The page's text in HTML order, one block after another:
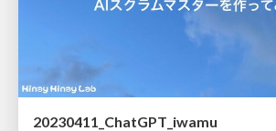
20230411_ChatGPT_iwamu